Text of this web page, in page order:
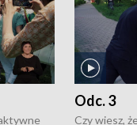
Odc. 3
Czy wiesz,